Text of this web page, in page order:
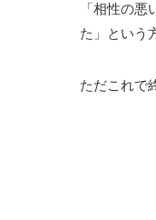
「相性の
た」という
ただこれで